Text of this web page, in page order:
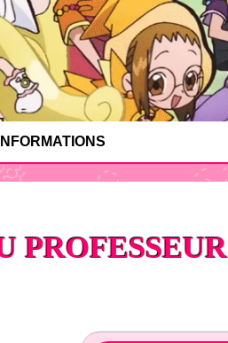
INFORMATIONS
PROFESSEUR